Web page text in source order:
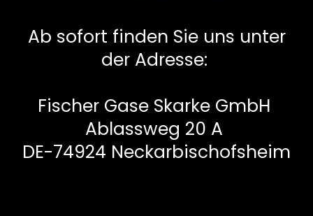
Ab sofort finden Sie uns unter
der Adresse:
Fischer Gase Skarke GmbH
Ablassweg 20 A
DE-74924 Neckarbischofsheim